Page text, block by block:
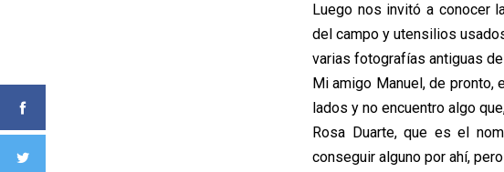
Luego nos invitó a conocer
del campo y utensilios
varias fotografías antiguas
Mi amigo Manuel, de pronto,
lados y no encuentro algo
Rosa Duarte, que es el
conseguir alguno por ahí,